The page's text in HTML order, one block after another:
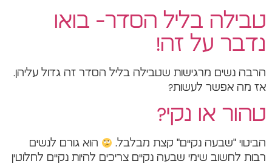
טבילה בליל הסדר- בואו
נדבר על זה!
הרבה נשים מרגישות שטבילה בליל הסדר זה גדול עליהן.
אז מה אפשר לעשות?
טהור או נקי?
הביטוי "שבעה נקיים" קצת מבלבל.
הוא גורם לנשים
רבות לחשוב שימי שבעה נקיים צריכים להיות נקיים לחלוטין